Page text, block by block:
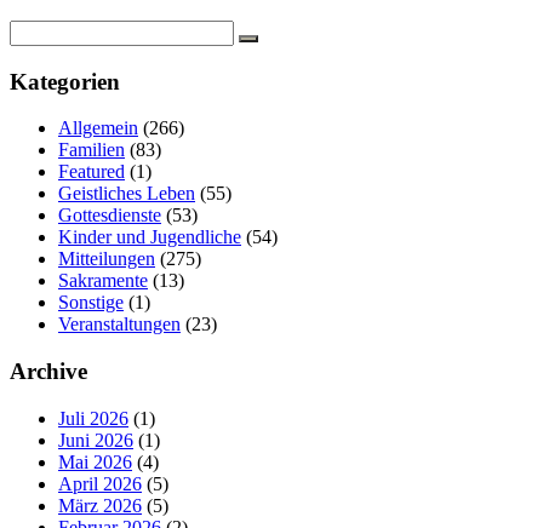
Kategorien
Allgemein (266)
Familien (83)
Featured (1)
Geistliches Leben (55)
Gottesdienste (53)
Kinder und Jugendliche (54)
Mitteilungen (275)
Sakramente (13)
Sonstige (1)
Veranstaltungen (23)
Archive
Juli 2026 (1)
Juni 2026 (1)
Mai 2026 (4)
April 2026 (5)
März 2026 (5)